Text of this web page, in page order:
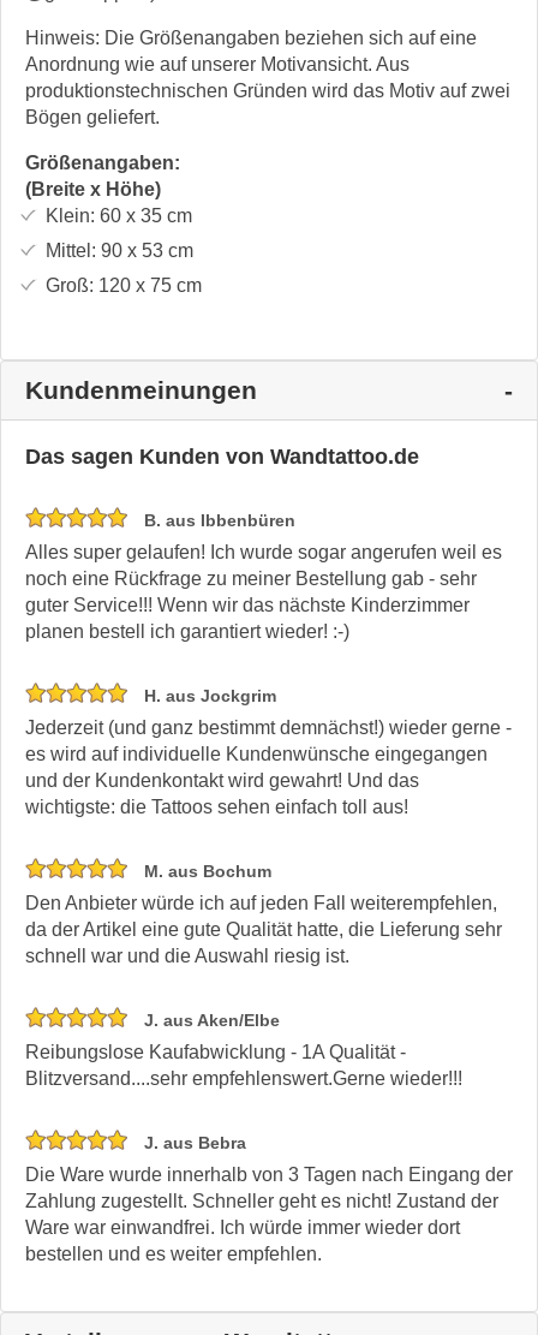
Hinweis: Die Größenangaben beziehen sich auf eine
Anordnung wie auf unserer Motivansicht. Aus
produktionstechnischen Gründen wird das Motiv auf zwei
Bögen geliefert.
Größenangaben:
(Breite x Höhe)
Klein: 60 x 35cm
Mittel: 90 x 53cm
Groß: 120 x 75cm
Kundenmeinungen
Das sagen Kunden von Wandtattoo.de
B. aus Ibbenbüren
Alles super gelaufen! Ich wurde sogar angerufen weil es
noch eine Rückfrage zu meiner Bestellung gab - sehr
guter Service!!! Wenn wir das nächste Kinderzimmer
planen bestell ich garantiert wieder! :-)
H. aus Jockgrim
Jederzeit (und ganz bestimmt demnächst!) wieder gerne -
es wird auf individuelle Kundenwünsche eingegangen
und der Kundenkontakt wird gewahrt! Und das
wichtigste: die Tattoos sehen einfach toll aus!
M. aus Bochum
Den Anbieter würde ich auf jeden Fall weiterempfehlen,
da der Artikel eine gute Qualität hatte, die Lieferung sehr
schnell war und die Auswahl riesig ist.
J. aus Aken/Elbe
Reibungslose Kaufabwicklung - 1A Qualität -
Blitzversand....sehr empfehlenswert.Gerne wieder!!!
J. aus Bebra
Die Ware wurde innerhalb von 3 Tagen nach Eingang der
Zahlung zugestellt. Schneller geht es nicht! Zustand der
Ware war einwandfrei. Ich würde immer wieder dort
bestellen und es weiter empfehlen.